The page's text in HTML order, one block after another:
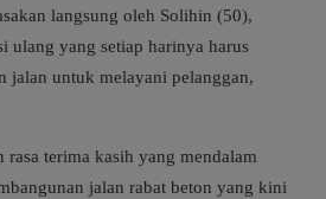
langsung oleh Solihin (50),
ulang yang setiap harinya harus
jalan untuk melayani pelanggan,
terima kasih yang mendalam
jalan rabat beton yang kini